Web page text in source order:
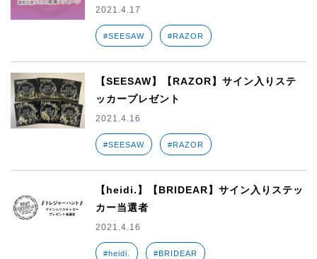
2021.4.17
#SEESAW #RAZOR
【SEESAW】【RAZOR】サイン入りステ
ッカープレゼント
2021.4.16
#SEESAW #RAZOR
【heidi.】【BRIDEAR】サイン入りステッ
カー当選者
2021.4.16
#heidi. #BRIDEAR